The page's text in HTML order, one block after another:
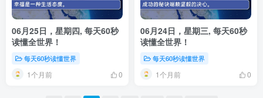
06月25日，星期四, 每天60秒
读懂全世界！
每天60秒读懂世界
1个月前 0
06月24日，星期三, 每天60秒
读懂全世界！
每天60秒读懂世界
1个月前 0